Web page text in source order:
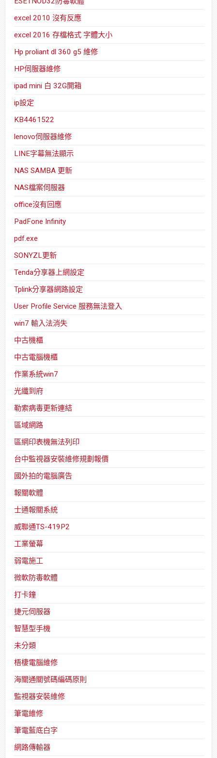
excel 2010 沒有反應
excel 2016 存檔格式 字體大小
Hp proliant dl 360 g5 維修
HP伺服器維修
ipad mini 白 32G開箱
ip設定
KB4461522
lenovo伺服器維修
LINE字幕無法顯示
NAS SAMBA 更新
NAS檔案伺服器
office沒有回應
PadFone Infinity
pdf.exe
SONYZL更新
Tenda分享器上網設定
Tplink分享器網路設定
User Profile Service 服務無法登入
win7 輸入法消失
中古機櫃
中古電腦機櫃
作業系統win7
光纖到府
勒索病毒更新連結
區域網路
區網印表機無法列印
台中監視器安裝維修規劃報價
國外拍的電腦廣告
報關軟體
士通報關系統
威聯通TS-419P2
工業螢幕
弱電施工
微軟防毒軟體
打卡鐘
捷元伺服器
智慧型手機
未分類
梧棲電腦維修
海關通關號碼編碼原則
監視器安裝維修
筆電維修
筆電藍底白字
網路傳輸器